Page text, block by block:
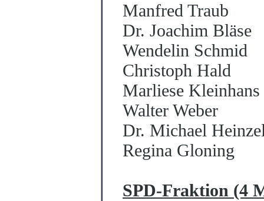
Manfred Traub
Dr. Joachim Bläse
Wendelin Schmid
Christoph Hald
Marliese Kleinhans
Walter Weber
Dr. Michael
Regina Gloning
SPD-Fraktion (4